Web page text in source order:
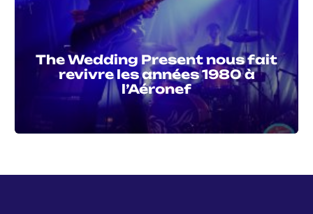
The Wedding Present nous fait
revivre les années 1980 à
l’Aéronef